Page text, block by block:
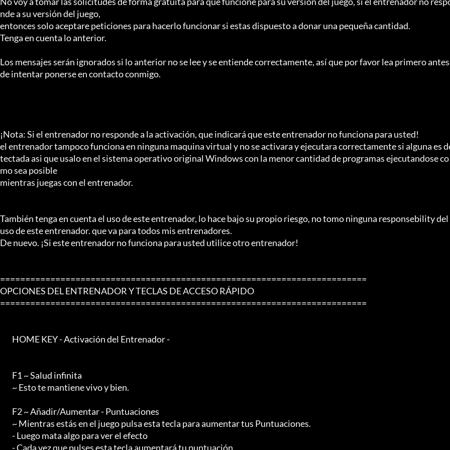
nde a su versión del juego,
entonces solo aceptare peticiones para hacerlo funcionar si estas dispuesto a donar una pequeña cantidad.
Tenga en cuenta lo anterior.
Los mensajes serán ignorados si lo anterior no se lee y se entiende correctamente, así que por favor lea primero antes
de intentar ponerse en contacto conmigo.
¡Nota: Si el entrenador no responde a la activación, que indicará que este entrenador no funciona para usted!
el entrenador tampoco funciona en ninguna maquina virtual y no se activara y ejecutara correctamente si alguna es
tectada asi que usalo en el sistema operativo original Windows con la menor cantidad de programas ejecutandose co
mo sea posible
mientras juegas con el entrenador.
También tenga en cuenta el uso de este entrenador, lo hace bajo su propio riesgo, no tomo ninguna responsebility del
uso de este entrenador. que va para todos mis entrenadores.
De nuevo. ¡Si este entrenador no funciona para usted utilice otro entrenador!
=========================================================================
OPCIONES DEL ENTRENADOR Y TECLAS DE ACCESO RÁPIDO
=========================================================================